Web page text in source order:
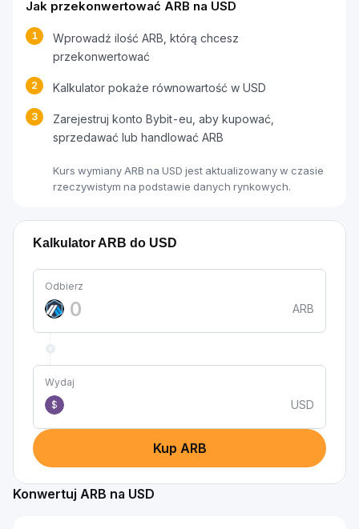
Jak przekonwertować ARB na USD
1
Wprowadź ilość ARB, którą chcesz
przekonwertować
2 Kalkulator pokaże równowartość w USD
3
Zarejestruj konto Bybit-eu, aby kupować,
sprzedawać lub handlować ARB
Kurs wymiany ARB na USD jest aktualizowany w czasie
rzeczywistym na podstawie danych rynkowych.
Kalkulator ARB do USD
Odbierz
ARB
Wydaj
$
USD
Kup ARB
Konwertuj ARB na USD